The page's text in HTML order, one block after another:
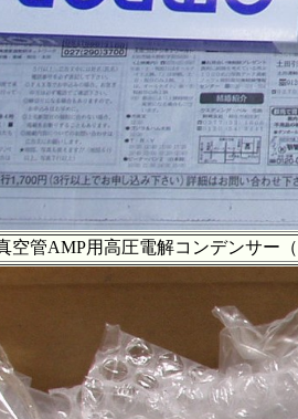
管AMP用高圧電解コンデンサー